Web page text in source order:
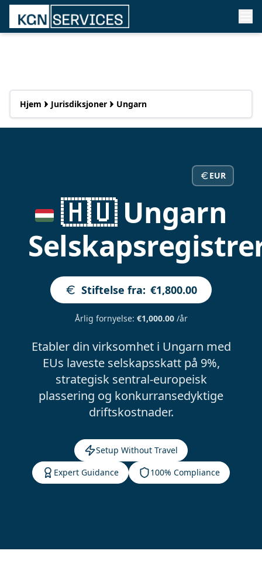
Hjem Jurisdiksjoner Ungarn
EUR
🇭🇺 Ungarn
Stiftelse fra: €1,800.00
Årlig fornyelse: €1,000.00 /år
Etabler din virksomhet i Ungarn med
EUs laveste selskapsskatt på 9%,
strategisk sentral-europeisk
plassering og konkurransedyktige
driftskostnader.
Setup Without Travel
Expert Guidance
100% Compliance